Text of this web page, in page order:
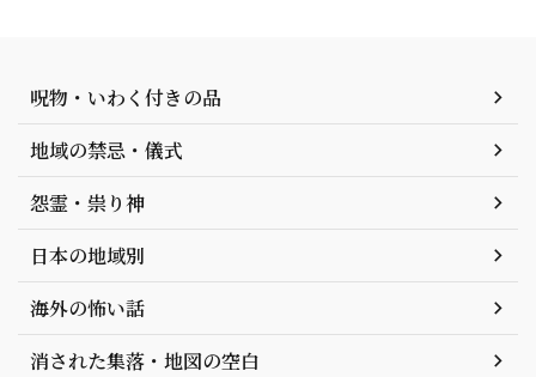
呪物・いわく付きの品
地域の禁忌・儀式
怨霊・祟り神
日本の地域別
海外の怖い話
消された集落・地図の空白